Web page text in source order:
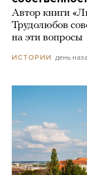
Автор книги
Трудолюбов
на эти вопросы
ИСТОРИИ день